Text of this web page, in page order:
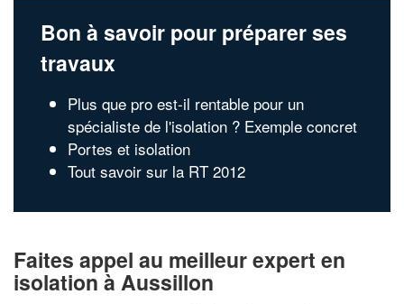
Bon à savoir pour préparer ses
travaux
Plus que pro est-il rentable pour un
spécialiste de l'isolation ? Exemple concret
Portes et isolation
Tout savoir sur la RT 2012
Faites appel au meilleur expert en
isolation à Aussillon